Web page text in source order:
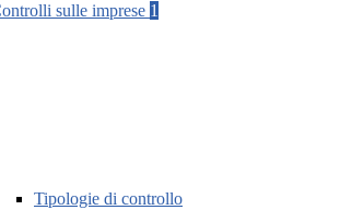
sulle imprese 1
Tipologie di controllo